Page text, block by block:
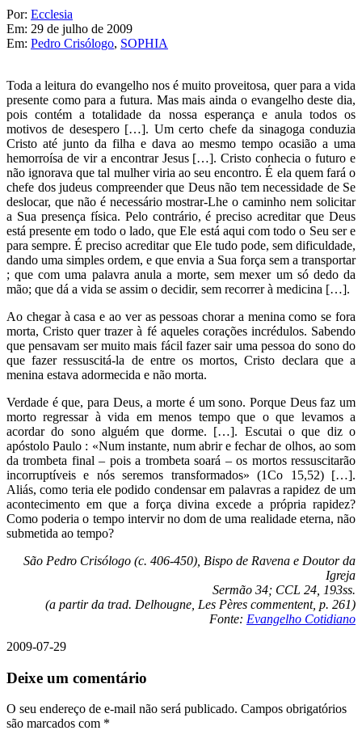
Por: Ecclesia
Em: 29 de julho de 2009
Em: Pedro Crisólogo, SOPHIA
Toda a leitura do evangelho nos é muito proveitosa, quer para a vida
presente como para a futura. Mas mais ainda o evangelho deste dia,
pois contém a totalidade da nossa esperança e anula todos os
motivos de desespero […]. Um certo chefe da sinagoga conduzia
Cristo até junto da filha e dava ao mesmo tempo ocasião a uma
hemorroísa de vir a encontrar Jesus […]. Cristo conhecia o futuro e
não ignorava que tal mulher viria ao seu encontro. É ela quem fará o
chefe dos judeus compreender que Deus não tem necessidade de Se
deslocar, que não é necessário mostrar-Lhe o caminho nem solicitar
a Sua presença física. Pelo contrário, é preciso acreditar que Deus
está presente em todo o lado, que Ele está aqui com todo o Seu ser e
para sempre. É preciso acreditar que Ele tudo pode, sem dificuldade,
dando uma simples ordem, e que envia a Sua força sem a transportar
; que com uma palavra anula a morte, sem mexer um só dedo da
mão; que dá a vida se assim o decidir, sem recorrer à medicina […].
Ao chegar à casa e ao ver as pessoas chorar a menina como se fora
morta, Cristo quer trazer à fé aqueles corações incrédulos. Sabendo
que pensavam ser muito mais fácil fazer sair uma pessoa do sono do
que fazer ressuscitá-la de entre os mortos, Cristo declara que a
menina estava adormecida e não morta.
Verdade é que, para Deus, a morte é um sono. Porque Deus faz um
morto regressar à vida em menos tempo que o que levamos a
acordar do sono alguém que dorme. […]. Escutai o que diz o
apóstolo Paulo : «Num instante, num abrir e fechar de olhos, ao som
da trombeta final – pois a trombeta soará – os mortos ressuscitarão
incorruptíveis e nós seremos transformados» (1Co 15,52) […].
Aliás, como teria ele podido condensar em palavras a rapidez de um
acontecimento em que a força divina excede a própria rapidez?
Como poderia o tempo intervir no dom de uma realidade eterna, não
submetida ao tempo?
São Pedro Crisólogo (c. 406-450), Bispo de Ravena e Doutor da
Igreja
Sermão 34; CCL 24, 193ss.
(a partir da trad. Delhougne, Les Pères commentent, p. 261)
Fonte: Evangelho Cotidiano
2009-07-29
Deixe um comentário
O seu endereço de e-mail não será publicado. Campos obrigatórios
são marcados com *